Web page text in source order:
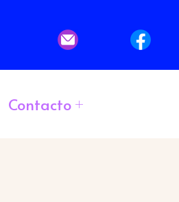
Contacto